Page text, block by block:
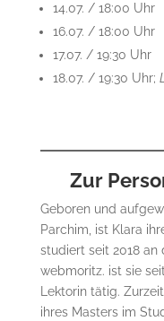
14.07. / 18:00 Uhr
16.07. / 18:00 Uhr
17.07. / 19:30 Uhr
18.07. / 19:30 Uhr;
Zur
Geboren und
Parchim, ist Klara
studiert seit 2018 an
webmoritz. ist sie
Lektorin tätig.
ihres Masters im